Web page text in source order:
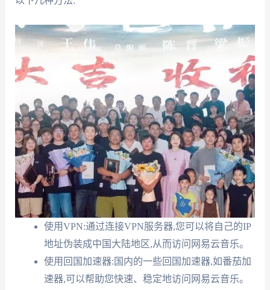
使用VPN:通过连接VPN服务器,您可以将自己的IP
地址伪装成中国大陆地区,从而访问网易云音乐。
使用回国加速器:国内的一些回国加速器,如番茄加
速器,可以帮助您快速、稳定地访问网易云音乐。